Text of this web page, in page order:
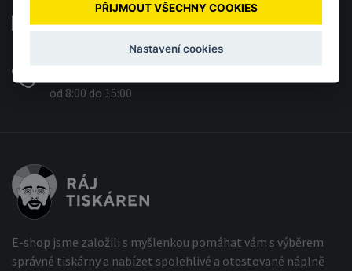
info@rajtiskaren.cz
od 8:00 do 15:00
E-shop jsme založili s myšlenkou pomáhat vám s výběrem
správné tiskárny a nabízet spolehlivé a otestované náplně
PŘIJMOUT VŠECHNY COOKIES
Nastavení cookies